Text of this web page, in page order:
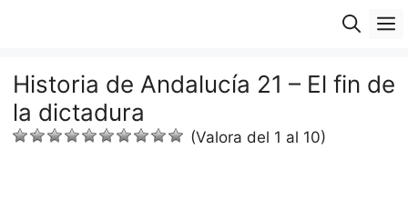
Historia de Andalucía 21 – El fin de
la dictadura
(Valora del 1 al 10)